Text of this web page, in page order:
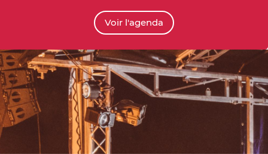
voir l'agenda